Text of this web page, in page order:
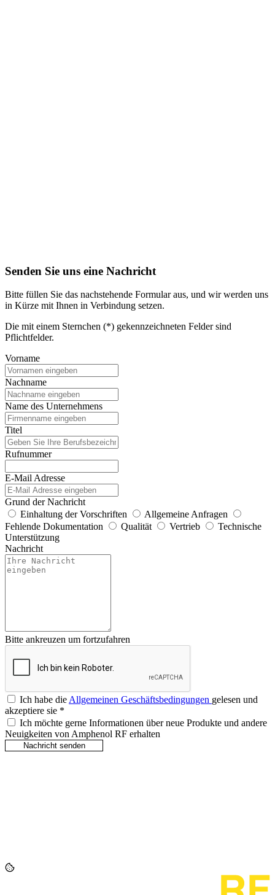
Senden Sie uns eine Nachricht
Bitte füllen Sie das nachstehende Formular aus, und wir werden uns
in Kürze mit Ihnen in Verbindung setzen.
Die mit einem Sternchen (*) gekennzeichneten Felder sind
Pflichtfelder.
Vorname
Nachname
Name des Unternehmens
Titel
Rufnummer
E-Mail Adresse
Grund der Nachricht
Einhaltung der Vorschriften
Allgemeine Anfragen
Fehlende Dokumentation
Qualität Vertrieb
Technische
Unterstützung
Nachricht
Bitte ankreuzen um fortzufahren
Ich habe die Allgemeinen Geschäftsbedingungen gelesen und
akzeptiere sie *
Ich möchte gerne Informationen über neue Produkte und andere
Neuigkeiten von Amphenol RF erhalten